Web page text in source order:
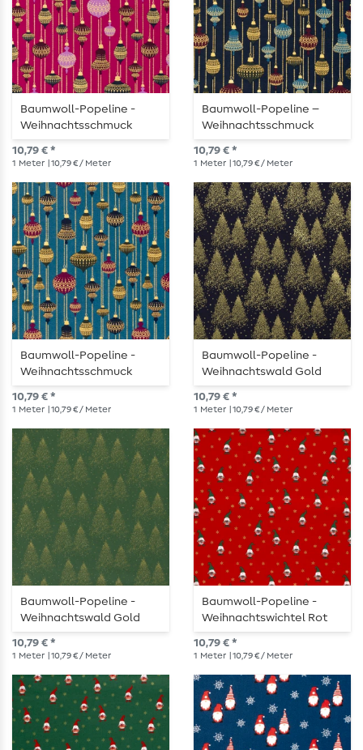
Baumwoll-Popeline -
Weihnachtsschmuck
Beere Gold
10,79 € *
1 Meter | 10,79 € / Meter
Baumwoll-Popeline –
Weihnachtsschmuck
Navy Gold
10,79 € *
1 Meter | 10,79 € / Meter
Baumwoll-Popeline -
Weihnachtsschmuck
Petrolblau Gold
10,79 € *
1 Meter | 10,79 € / Meter
Baumwoll-Popeline -
Weihnachtswald Gold
Navy
10,79 € *
1 Meter | 10,79 € / Meter
Baumwoll-Popeline -
Weihnachtswald Gold
Tannengrün
10,79 € *
1 Meter | 10,79 € / Meter
Baumwoll-Popeline -
Weihnachtswichtel Rot
10,79 € *
1 Meter | 10,79 € / Meter